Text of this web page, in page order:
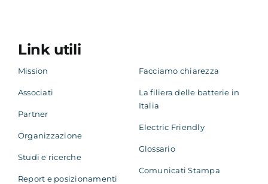
Link utili
Mission
Associati
Partner
Organizzazione
Studi e ricerche
Report e posizionamenti
Facciamo chiarezza
La filiera delle batterie in
Italia
Electric Friendly
Glossario
Comunicati Stampa